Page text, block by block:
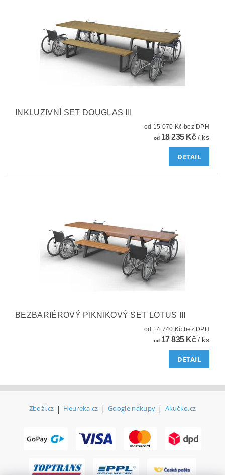
INKLUZIVNÍ SET DOUGLAS III
od 15 070 Kč bez DPH
od18 235 Kč/ ks
DETAIL
BEZBARIÉROVÝ PIKNIKOVÝ SET LOTUS III
od 14 740 Kč bez DPH
od17 835 Kč/ ks
DETAIL
Zboží.cz | Heureka.cz | Google nákupy | Akučko.cz